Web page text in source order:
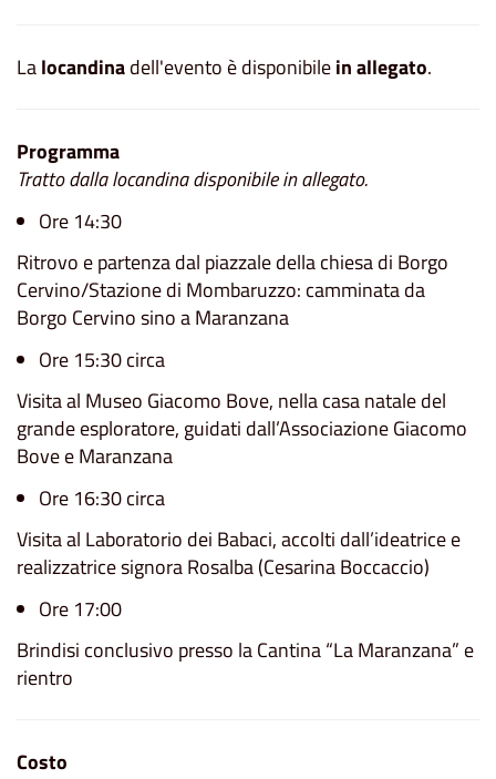
Lalocandinadell'evento è disponibilein allegato.
Programma
Tratto dalla locandina disponibile in allegato.
Ore 14:30
Ritrovo e partenza dal piazzale della chiesa di Borgo
Cervino/Stazione di Mombaruzzo: camminata da
Borgo Cervino sino a Maranzana
Ore 15:30 circa
Visita al Museo Giacomo Bove, nella casa natale del
grande esploratore, guidati dall’Associazione Giacomo
Bove e Maranzana
Ore 16:30 circa
Visita al Laboratorio dei Babaci, accolti dall’ideatrice e
realizzatrice signora Rosalba (Cesarina Boccaccio)
Ore 17:00
Brindisi conclusivo presso la Cantina “La Maranzana” e
rientro
Costo